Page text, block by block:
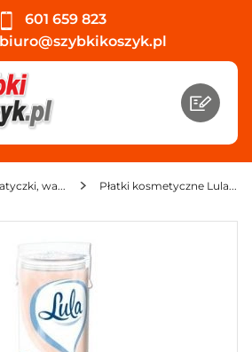
601 659 823
biuro@szybkikoszyk.pl
Płatki, patyczki, waciki, wata Płatki kosmetyczne Lula (120 sztuk)